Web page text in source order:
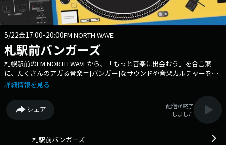
5/22金17:00-20:00FM NORTH WAVE
札駅前バンガーズ
札幌駅前のFM NORTH WAVEから、「もっと音楽に出会おう」を合言葉
に、たくさんのアガる音楽＝[バンガー]なサウンドや音楽カルチャーをシ
ェアする3時間。 COCONO SUSUKINO「MID.α STUDIO」にて公開生放
『POP SOURCE』 街で話題のポップカルチャーにフォーカス！
▼18:00-18:15 『BANGERS 15』 MAXXXINEによる15分間のショート
DJMIX ▼18:20-18:40 『ゲストコーナー』 ここでしか聴けないアーテ
Stories』 グジュアリーなドライブライフを盛り上げる、心が躍るグッ
詳細情報を見る
シェア
配信が終了
しました
札駅前バンガーズ